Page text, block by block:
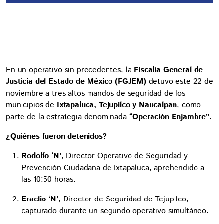
En un operativo sin precedentes, la Fiscalía General de
Justicia del Estado de México (FGJEM) detuvo este 22 de
noviembre a tres altos mandos de seguridad de los
municipios de Ixtapaluca, Tejupilco y Naucalpan, como
parte de la estrategia denominada “Operación Enjambre”.
¿Quiénes fueron detenidos?
Rodolfo ‘N’, Director Operativo de Seguridad y
Prevención Ciudadana de Ixtapaluca, aprehendido a
las 10:50 horas.
Eraclio ‘N’, Director de Seguridad de Tejupilco,
capturado durante un segundo operativo simultáneo.